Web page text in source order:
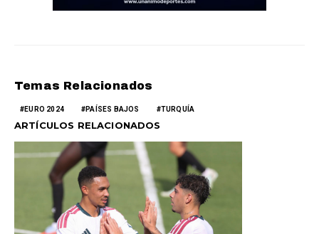
Temas Relacionados
EURO 2024 PAÍSES BAJOS TURQUÍA
ARTÍCULOS RELACIONADOS